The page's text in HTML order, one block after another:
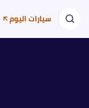
سيارات اليوم